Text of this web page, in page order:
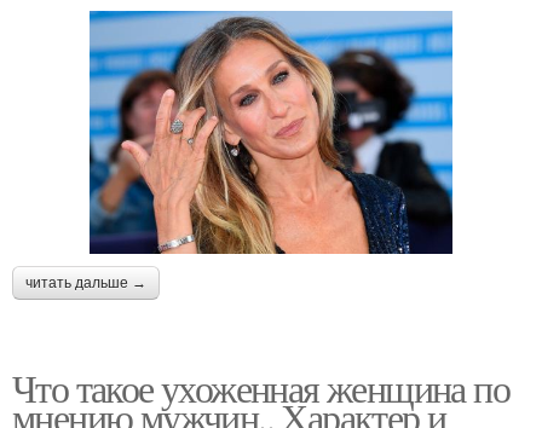
читать дальше →
Что такое ухоженная женщина по
мнению мужчин.. Характер и